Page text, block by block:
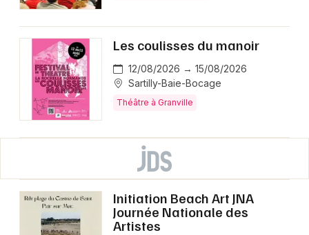
Les coulisses du manoir
12/08/2026 → 15/08/2026
Sartilly-Baie-Bocage
Théâtre à Granville
Initiation Beach Art JNA
Journée Nationale des
Artistes